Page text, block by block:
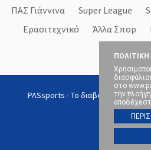
στο
την
ΠΑΣ Γιάννινα Super League
Ερασιτεχνικό
Άλλα Σπορ
PASsports - Το διαβατήριο στα
rights